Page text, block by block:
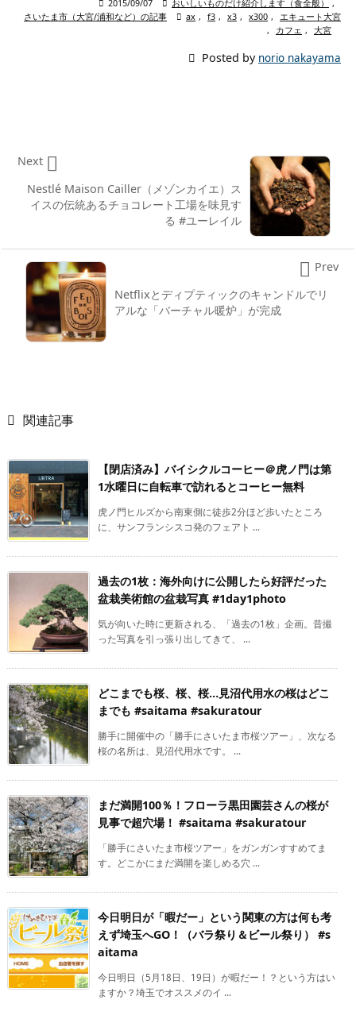
 2015/09/07  おいしいものだけ紹介します（食全般）
,
さいたま市（大宮/浦和など）の記事
 ax , f3 , x3 , x300 ,
エキュート大宮
,
カフェ , 大宮
 Posted by norio nakayama
Nestlé Maison Cailler（メゾンカイエ）ス
イスの伝統あるチョコレート工場を味見す
る #ユーレイル

Next
Netflixとディプティックのキャンドルでリ
アルな「バーチャル暖炉」が完成
 Prev
 関連記事
【閉店済み】バイシクルコーヒー＠虎ノ門は第
1水曜日に自転車で訪れるとコーヒー無料
虎ノ門ヒルズから南東側に徒歩2分ほど歩いたところ
に、サンフランシスコ発のフェアト ...
過去の1枚：海外向けに公開したら好評だった
盆栽美術館の盆栽写真 #1day1photo
気が向いた時に更新される、「過去の1枚」企画。昔撮
った写真を引っ張り出してきて、 ...
どこまでも桜、桜、桜…見沼代用水の桜はどこ
までも #saitama #sakuratour
勝手に開催中の「勝手にさいたま市桜ツアー」、次なる
桜の名所は、見沼代用水です。 ...
まだ満開100％！フローラ黒田園芸さんの桜が
見事で超穴場！ #saitama #sakuratour
「勝手にさいたま市桜ツアー」をガンガンすすめてま
す。どこかにまだ満開を楽しめる穴 ...
今日明日が「暇だー」という関東の方は何も考
えず埼玉へGO！（バラ祭り＆ビール祭り） #s
aitama
今日明日（5月18日、19日）が暇だー！？という方はい
ますか？埼玉でオススメのイ ...